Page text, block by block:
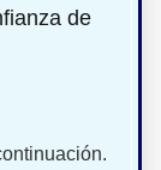
de